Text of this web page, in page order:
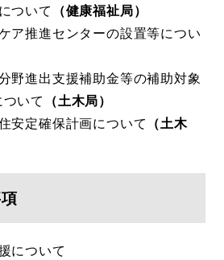
ついて （健康福祉局）
推進センターの設置等につい
進出支援補助金等の補助対象
いて （土木局）
定確保計画について （土木
について